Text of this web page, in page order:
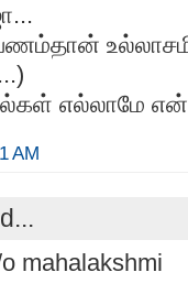
எல்லாமே
AM
mahalakshmi